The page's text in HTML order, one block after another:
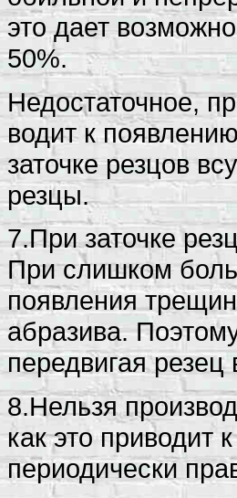
это дает
50%.
Недостаточное,
водит к
заточке резцов
резцы.
7.При заточке
При слишком
появления
абразива.
передвигая резец
8.Нельзя
как это приводит
периодически